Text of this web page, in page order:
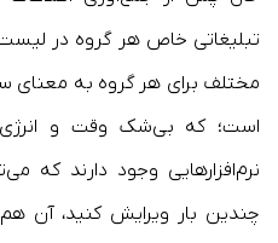
تبلیغاتی خاص هر گروه در
مختلف برای هر گروه به معنای
است؛ که بی‌شک وقت و انرژی
نرم‌افزارهایی وجود دارند که
چندین بار ویرایش کنید، آن